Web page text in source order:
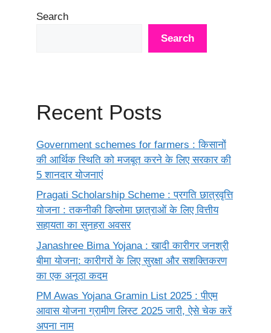
Search
Search
Recent Posts
Government schemes for farmers : किसानों
की आर्थिक स्थिति को मजबूत करने के लिए सरकार की
5 शानदार योजनाएं
Pragati Scholarship Scheme : प्रगति छात्रवृत्ति
योजना : तकनीकी डिप्लोमा छात्राओं के लिए वित्तीय
सहायता का सुनहरा अवसर
Janashree Bima Yojana : खादी कारीगर जनश्री
बीमा योजना: कारीगरों के लिए सुरक्षा और सशक्तिकरण
का एक अनूठा कदम
PM Awas Yojana Gramin List 2025 : पीएम
आवास योजना ग्रामीण लिस्ट 2025 जारी, ऐसे चेक करें
अपना नाम